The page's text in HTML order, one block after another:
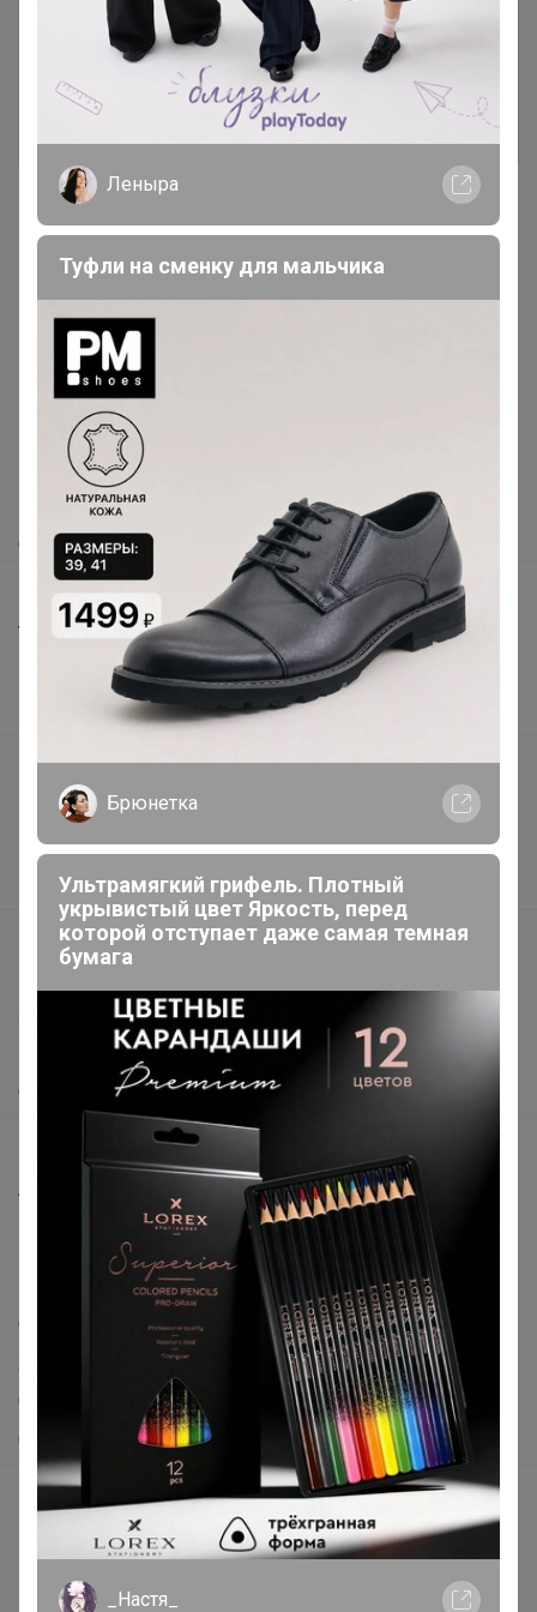
авторизоваться на сайте!
Это займет меньше минуты
Зарегистрироваться
Как здесь все устроено?
Как сделать заказ?
Как получить?
Доставка
Шоурумы
Торговые марки
Наша команда
Подарочные сертификаты
Реклама на сайте
Поставщикам
Вакансии
support@24-ok.ru
Написать в поддержку
Защита покупателя
О нас
Все предложения
Анонсы
Поддержка альпак
Самое выгодное
Хиты продаж
Самое желанное
Самое быстрое
Начать зарабатывать с 24-ok
Picabox.ru - Лучшее место для ваших изображений
Розыгрыш - Генератор случайных чисел
Леныра
Туфли на сменку для мальчика
Брюнетка
Ультрамягкий грифель. Плотный
укрывистый цвет Яркость, перед
которой отступает даже самая темная
бумага
_Настя_